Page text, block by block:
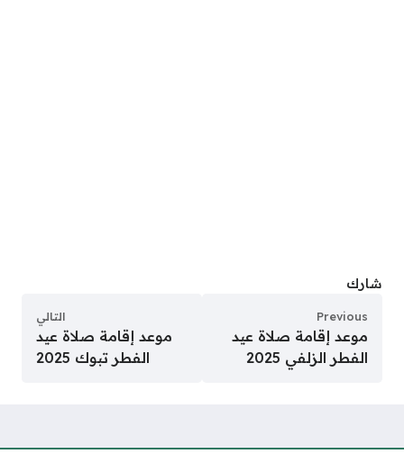
شارك
Previous
موعد إقامة صلاة عيد
الفطر الزلفي 2025
التالي
موعد إقامة صلاة عيد
الفطر تبوك 2025